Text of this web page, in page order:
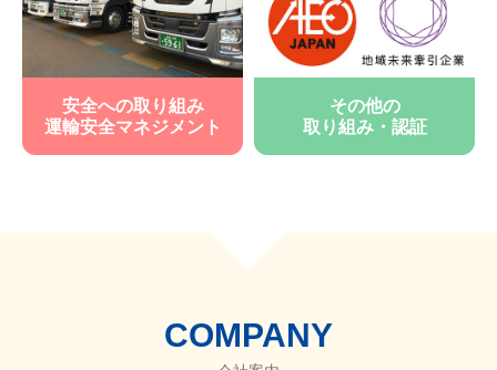
安全への取り組み
運輸安全マネジメント
その他の
取り組み・認証
COMPANY